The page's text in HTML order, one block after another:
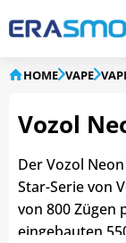
HOME VAPE
Vozol
Der Vozol
Star-Serie von
von 800 Zügen
eingebauten